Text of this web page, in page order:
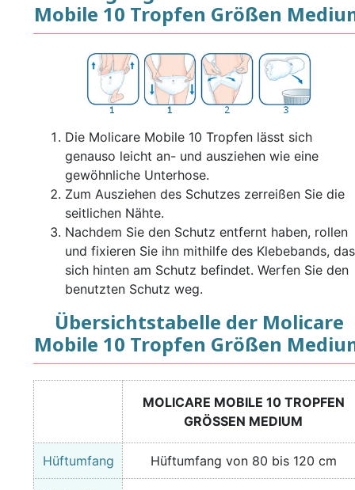
Mobile 10 Tropfen Größen
Die Molicare Mobile 10 Tropfen lässt sich
genauso leicht an- und ausziehen wie eine
gewöhnliche Unterhose.
Zum Ausziehen des Schutzes zerreißen Sie die
seitlichen Nähte.
Nachdem Sie den Schutz entfernt haben, rollen
und fixieren Sie ihn mithilfe des Klebebands, das
sich hinten am Schutz befindet. Werfen Sie den
benutzten Schutz weg.
Übersichtstabelle der Molicare
Mobile 10 Tropfen Größen
MOLICARE MOBILE 10 TROPFEN
GRÖSSEN MEDIUM
Hüftumfang Hüftumfang von 80 bis 120 cm